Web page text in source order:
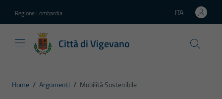
Regione Lombardia Lingua attiva:
ITA
Città di Vigevano
Home / Argomenti / Mobilità Sostenibile